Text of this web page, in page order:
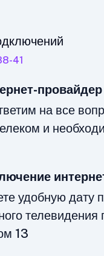
41
провайдер
на все
и
удобную дату
телевидения
13